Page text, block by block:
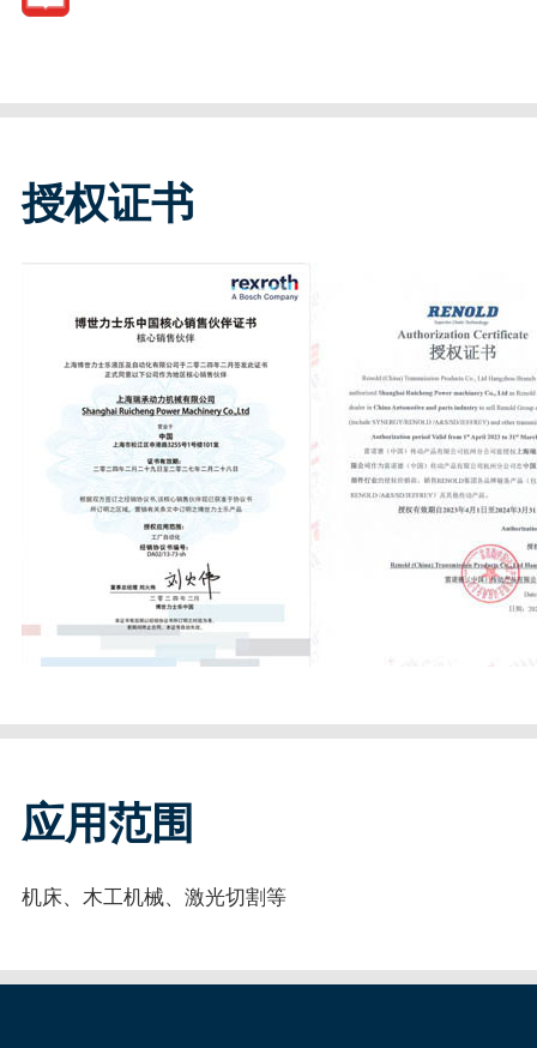
授权证书
应用范围
机床、木工机械、激光切割等